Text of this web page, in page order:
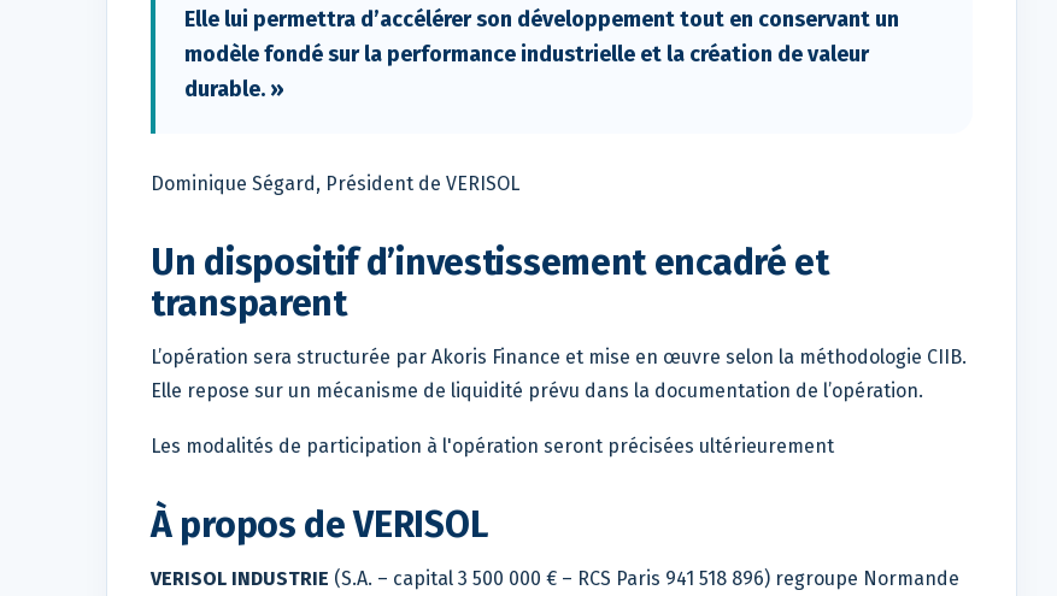
Elle lui permettra d’accélérer son développement tout en conservant un
modèle fondé sur la performance industrielle et la création de valeur
durable. »
Dominique Ségard, Président de VERISOL
Un dispositif d’investissement encadré et
transparent
L’opération sera structurée par Akoris Finance et mise en œuvre selon la méthodologie CIIB.
Elle repose sur un mécanisme de liquidité prévu dans la documentation de l’opération.
Les modalités de participation à l'opération seront précisées ultérieurement
À propos de VERISOL
VERISOL INDUSTRIE (S.A. – capital 3 500 000 € – RCS Paris 941 518 896) regroupe Normande